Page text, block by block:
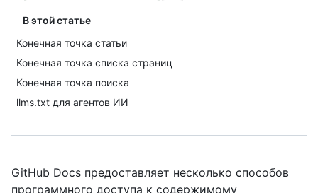
В этой статье
Конечная точка статьи
Конечная точка списка страниц
Конечная точка поиска
llms.txt для агентов ИИ
GitHub Docs предоставляет несколько способов
программного доступа к содержимому